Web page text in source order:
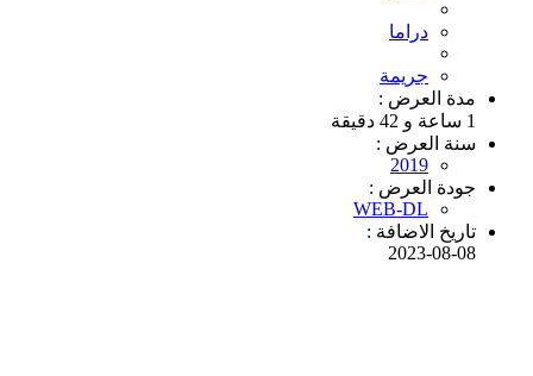
دراما
جريمة
مدة العرض :
1 ساعة و 42 دقيقة
سنة العرض :
2019
جودة العرض :
WEB-DL
تاريخ الاضافة :
2023-08-08